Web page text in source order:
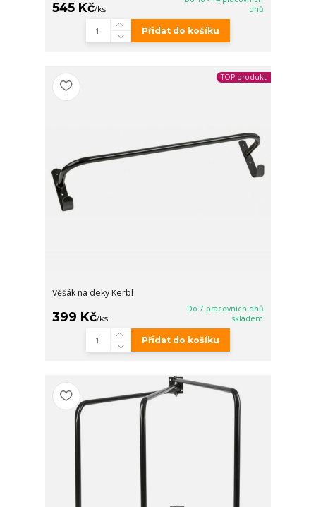
545 Kč/ks
dnů
Přidat do košíku
TOP produkt
Věšák na deky Kerbl
399 Kč/ks
Do 7 pracovních dnů
skladem
Přidat do košíku